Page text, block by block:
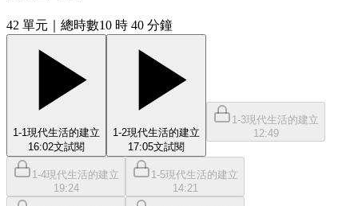
42 單元 ｜總時數10 時 40 分鐘
1-1現代生活的建立
16:02文試閱
1-2現代生活的建立
17:05文試閱
1-3現代生活的建立
12:49
1-4現代生活的建立
19:24
1-5現代生活的建立
14:21